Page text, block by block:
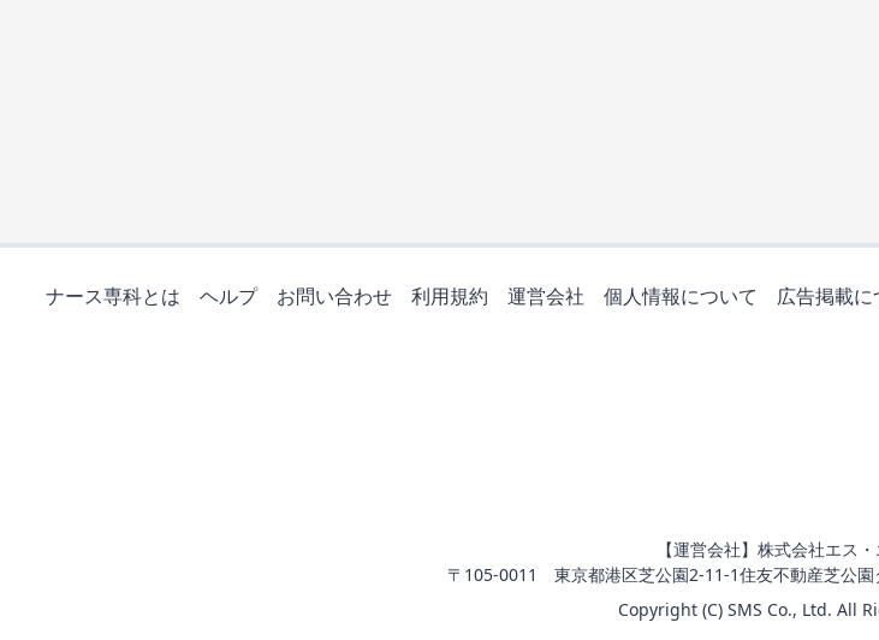
ナース専科とは ヘルプ お問い合わせ 利用規約 運営会社 個人情報について 広告掲載に
【運営会社】株式会社エス
〒105-0011 東京都港区芝公園2-11-1住友不動産芝公園
Copyright (C) SMS Co., Ltd. All